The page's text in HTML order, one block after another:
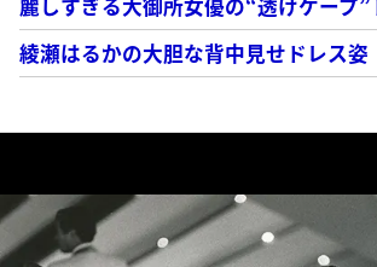
麗しすぎる大御所女優の“透けケープ”
綾瀬はるかの大胆な背中見せドレス姿